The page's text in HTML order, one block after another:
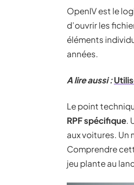
OpenIV est le
d’ouvrir les
éléments
années.
A lire aussi :
Le point
RPF spécifique.
aux voitures. Un
Comprendre
jeu plante au